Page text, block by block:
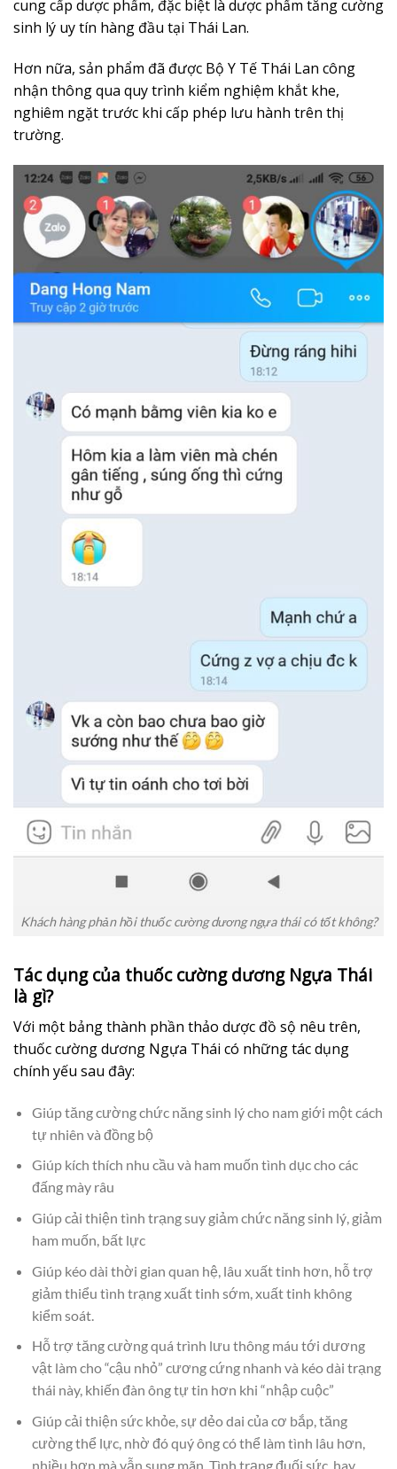
cung cấp dược phẩm, đặc biệt là dược phẩm tăng cường
sinh lý uy tín hàng đầu tại Thái Lan.
Hơn nữa, sản phẩm đã được Bộ Y Tế Thái Lan công
nhận thông qua quy trình kiểm nghiệm khắt khe,
nghiêm ngặt trước khi cấp phép lưu hành trên thị
trường.
Khách hàng phản hồi thuốc cường dương ngựa thái có tốt không?
Tác dụng của thuốc cường dương Ngựa Thái
là gì?
Với một bảng thành phần thảo dược đồ sộ nêu trên,
thuốc cường dương Ngựa Thái có những tác dụng
chính yếu sau đây:
Giúp tăng cường chức năng sinh lý cho nam giới một cách
tự nhiên và đồng bộ
Giúp kích thích nhu cầu và ham muốn tình dục cho các
đấng mày râu
Giúp cải thiện tình trạng suy giảm chức năng sinh lý, giảm
ham muốn, bất lực
Giúp kéo dài thời gian quan hệ, lâu xuất tinh hơn, hỗ trợ
giảm thiểu tình trạng xuất tinh sớm, xuất tinh không
kiểm soát.
Hỗ trợ tăng cường quá trình lưu thông máu tới dương
vật làm cho “cậu nhỏ” cương cứng nhanh và kéo dài trạng
thái này, khiến đàn ông tự tin hơn khi “nhập cuộc”
Giúp cải thiện sức khỏe, sự dẻo dai của cơ bắp, tăng
cường thể lực, nhờ đó quý ông có thể làm tình lâu hơn,
nhiều hơn mà vẫn sung mãn. Tình trạng đuối sức, hay